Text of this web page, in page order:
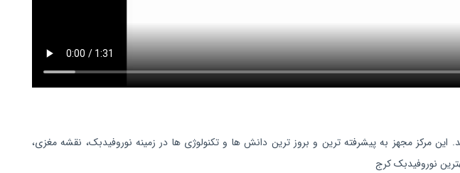
مرکز مجهز به پیشرفته ترین و بروز ترین دانش ها و تکنولوژی ها در زمینه نوروفیدبک، نقشه مغزی،
نوروفیدبک کرج